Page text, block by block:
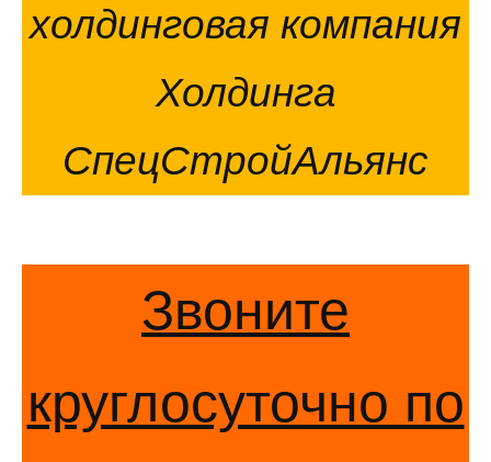
холдинговая компания
Холдинга
СпецСтройАльянс
Звоните
круглосуточно по